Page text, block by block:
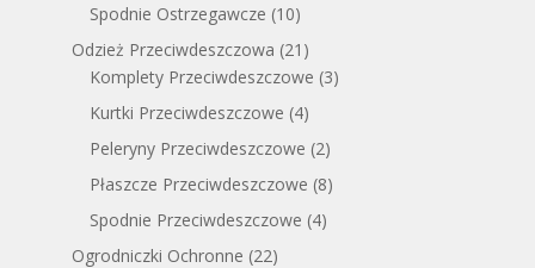
Spodnie Ostrzegawcze (10)
Odzież Przeciwdeszczowa (21)
Komplety Przeciwdeszczowe (3)
Kurtki Przeciwdeszczowe (4)
Peleryny Przeciwdeszczowe (2)
Płaszcze Przeciwdeszczowe (8)
Spodnie Przeciwdeszczowe (4)
Ogrodniczki Ochronne (22)